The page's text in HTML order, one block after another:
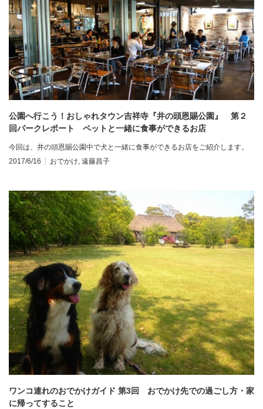
公園へ行こう！おしゃれタウン吉祥寺『井の頭恩賜公園』 第２
回パークレポート ペットと一緒に食事ができるお店
今回は、井の頭恩賜公園中で犬と一緒に食事ができるお店をご紹介します。
2017/6/16
おでかけ 遠藤昌子
ワンコ連れのおでかけガイド 第3回 おでかけ先での過ごし方・家
に帰ってすること